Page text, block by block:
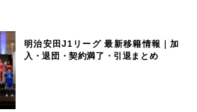
明治安田J1リーグ 最新移籍情報｜加
入・退団・契約満了・引退まとめ